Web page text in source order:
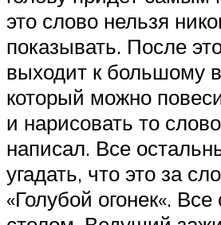
это слово нельзя
показывать. После
выходит к большому
который можно
и нарисовать то
написал. Все
угадать, что это за
«Голубой огонек«. Все